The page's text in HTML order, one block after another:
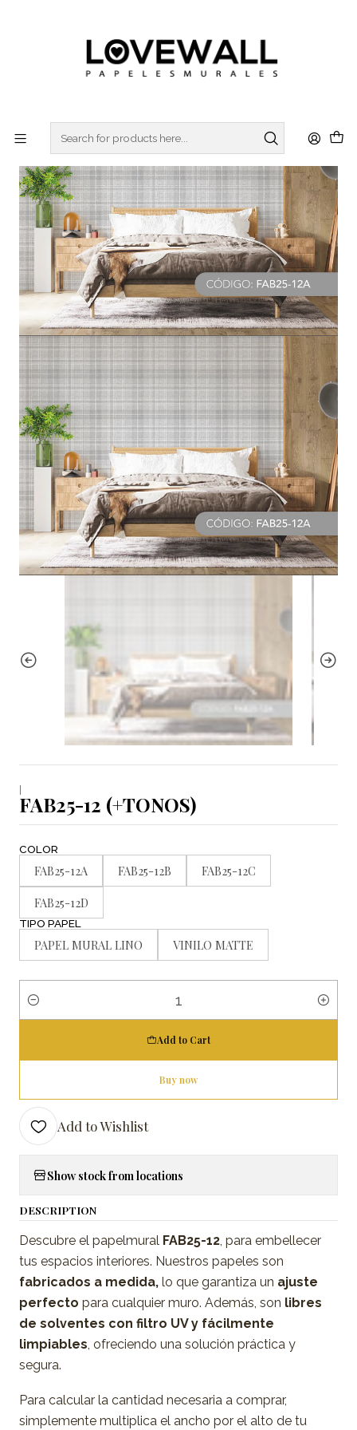
Home FÁBRICA FAB25-12 (+TONOS)
|
FAB25-12 (+TONOS)
COLOR
FAB25-12A FAB25-12B
FAB25-12C
FAB25-12D
TIPO PAPEL
PAPEL MURAL LINO VINILO MATTE
Quantity
Add to Cart
Buy now
Add to Wishlist
Show stock from locations
DESCRIPTION
Descubre el papelmural FAB25-12, para embellecer
tus espacios interiores. Nuestros papeles son
fabricados a medida, lo que garantiza un ajuste
perfecto para cualquier muro. Además, son libres
de solventes con filtro UV y fácilmente
limpiables, ofreciendo una solución práctica y
segura.
Para calcular la cantidad necesaria a comprar,
simplemente multiplica el ancho por el alto de tu